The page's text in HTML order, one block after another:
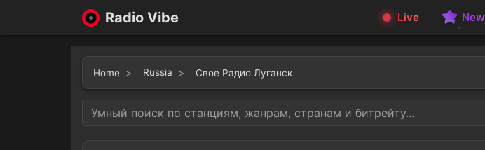
Radio Vibe Live New
Home Russia Свое Радио Луганск